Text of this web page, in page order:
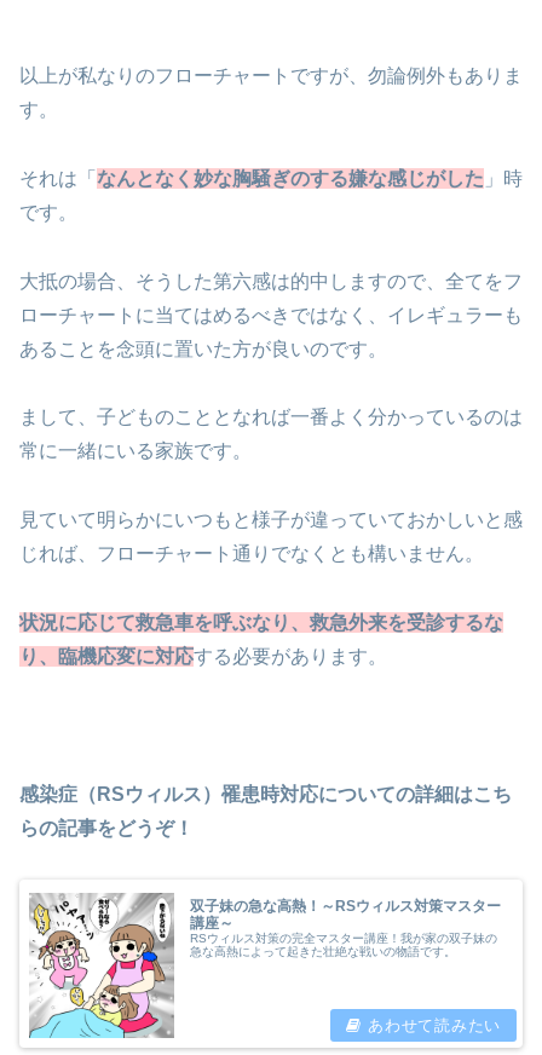
以上が私なりのフローチャートですが、勿論例外もありま
す。
それは「 なんとなく妙な胸騒ぎのする嫌な感じがした 」時
です。
大抵の場合、そうした第六感は的中しますので、全てをフ
ローチャートに当てはめるべきではなく、イレギュラーも
あることを念頭に置いた方が良いのです。
まして、子どものこととなれば一番よく分かっているのは
常に一緒にいる家族です。
見ていて明らかにいつもと様子が違っていておかしいと感
じれば、フローチャート通りでなくとも構いません。
状況に応じて救急車を呼ぶなり、救急外来を受診するな
り、臨機応変に対応する必要があります。
感染症（RSウィルス）罹患時対応についての詳細はこち
らの記事をどうぞ！
双子妹の急な高熱！～RSウィルス対策マスター
講座～
RSウィルス対策の完全マスター講座！我が家の双子妹の
急な高熱によって起きた壮絶な戦いの物語です。